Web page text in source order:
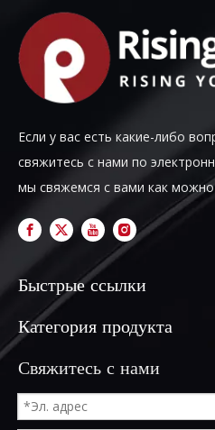
Если у вас есть какие-либо
свяжитесь с нами по
мы свяжемся с вами как можно
Быстрые ссылки
Категория продукта
Свяжитесь с нами